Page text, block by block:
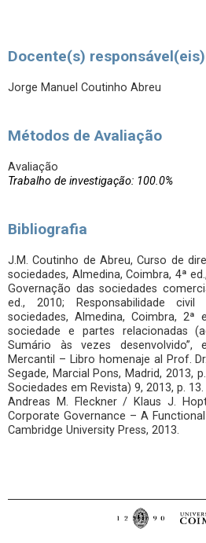
Docente(s) responsável(eis)
Jorge Manuel Coutinho Abreu
Métodos de Avaliação
Avaliação
Trabalho de investigação: 100.0%
Bibliografia
J.M. Coutinho de Abreu, Curso de
sociedades, Almedina, Coimbra, 4ª
Governação das sociedades
ed., 2010; Responsabilidade
sociedades, Almedina, Coimbra, 2ª
sociedade e partes relacionadas
Sumário às vezes desenvolvido”,
Mercantil – Libro homenaje al Prof.
Segade, Marcial Pons, Madrid, 2013,
Sociedades em Revista) 9, 2013, p. 13.
Andreas M. Fleckner / Klaus J.
Corporate Governance – A
Cambridge University Press, 2013.